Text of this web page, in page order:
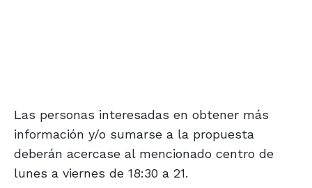
Las personas interesadas en obtener más
información y/o sumarse a la propuesta
deberán acercase al mencionado centro de
lunes a viernes de 18:30 a 21.